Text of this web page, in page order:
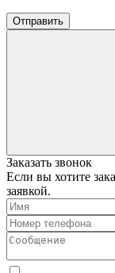
Отправить
Заказать звонок
Если вы хотите
заявкой.